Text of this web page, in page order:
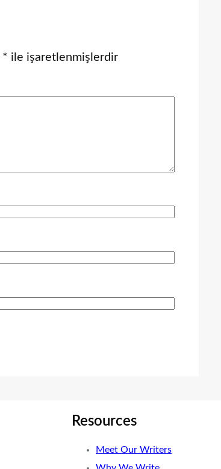
* ile işaretlenmişlerdir
Resources
Meet Our Writers